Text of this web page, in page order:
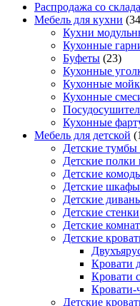
Распродажа со склада
Мебель для кухни
Кухни
Кухонные
Буфеты (23)
Кухонные
Кухонные
Кухонные
Кухонные
Мебель для детской
Детские тумбы
Детские полки
Детские
Детские шкафы
Детские
Детские стенки
Детские
Детские
Кровати
Кровати
Кровати-
Детские